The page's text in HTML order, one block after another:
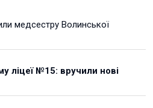
медсестру Волинської
ліцеї №15: вручили нові